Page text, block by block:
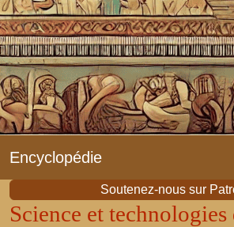
Encyclopédie
Soutenez-nous sur
Science et technologies